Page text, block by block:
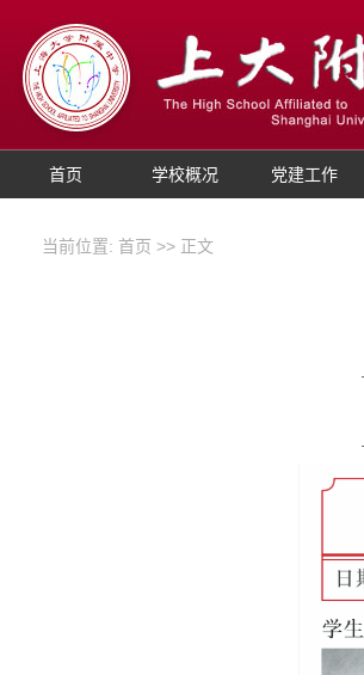
首页 学校概况 党建工作
当前位置: 首页 >> 正文